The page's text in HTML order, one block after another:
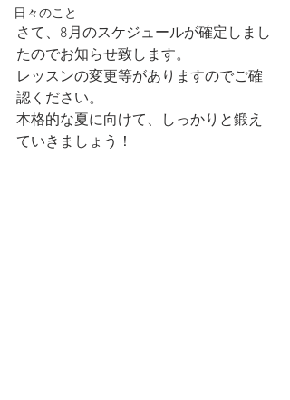
日々のこと
さて、8月のスケジュールが確定しまし
たのでお知らせ致します。
レッスンの変更等がありますのでご確
認ください。
本格的な夏に向けて、しっかりと鍛え
ていきましょう！